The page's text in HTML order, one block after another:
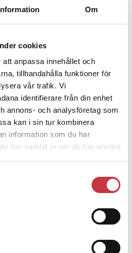
Om
cookies
anpassa innehållet och
tillhandahålla funktioner för
vår trafik. Vi
identifierare från din enhet
annons- och analysföretag som
kan i sin tur kombinera
information som du har
har samlat in när du har använt
Miljoner i sjön –
underkänns på
Snart 20 år i tjänst
han lära sig grunderna
erkänner fel: ”Kommer